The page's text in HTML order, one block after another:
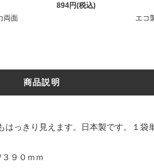
両面
894円(税込)
エコ
商品説明
はっきり見えます。日本製です。１袋
９０ｍｍ